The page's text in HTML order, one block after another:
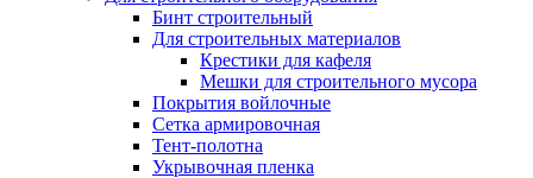
Бинт строительный
Для строительных материалов
Крестики для кафеля
Мешки для строительного мусора
Покрытия войлочные
Сетка армировочная
Тент-полотна
Укрывочная пленка